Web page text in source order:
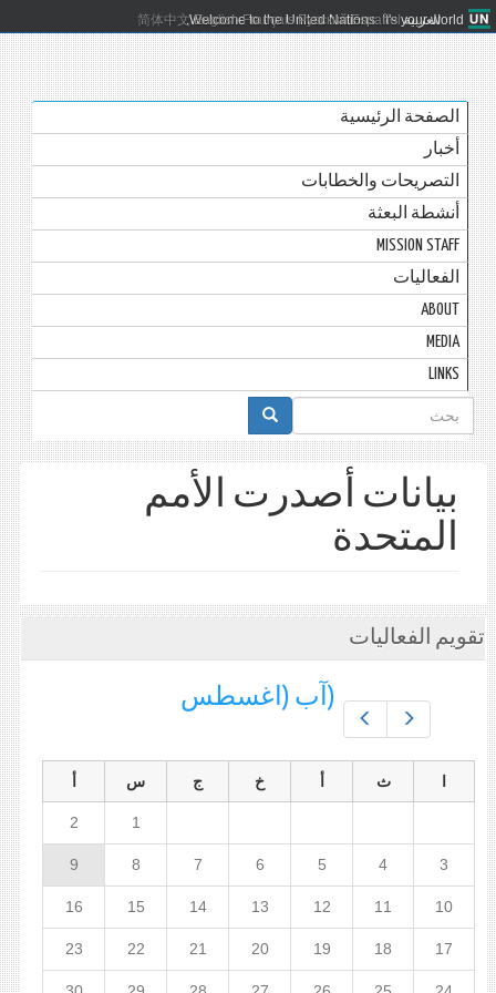
Welcome to the United Nations. It's your world.
العربية 简体中文 English Français Русский Español
الصفحة الرئيسية
أخبار
التصريحات والخطابات
أنشطة البعثة
MISSION STAFF
الفعاليات
ABOUT
MEDIA
LINKS
استمارة
البحث
بيانات أصدرت الأمم
المتحدة
تقويم الفعاليات
(آب (اغسطس
ث خ ج س
1
2
3
4
5
6
7
8
9
10
11
12
13
14
15
16
17
18
19
20
21
22
23